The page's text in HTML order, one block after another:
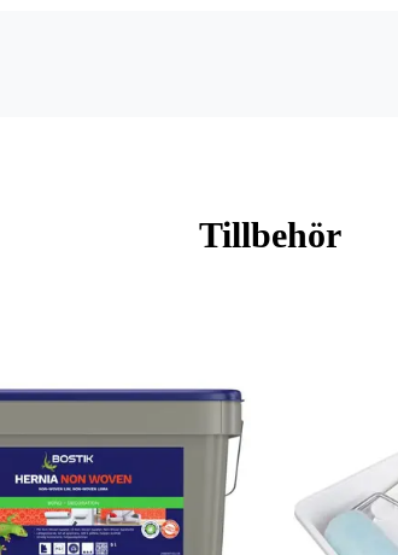
Tillbehör